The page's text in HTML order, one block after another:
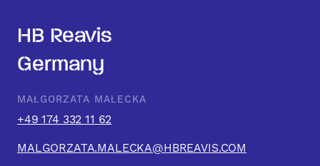
HB Reavis
Germany
MAŁGORZATA MAŁECKA
+49 174 332 11 62
MALGORZATA.MALECKA@HBREAVIS.COM